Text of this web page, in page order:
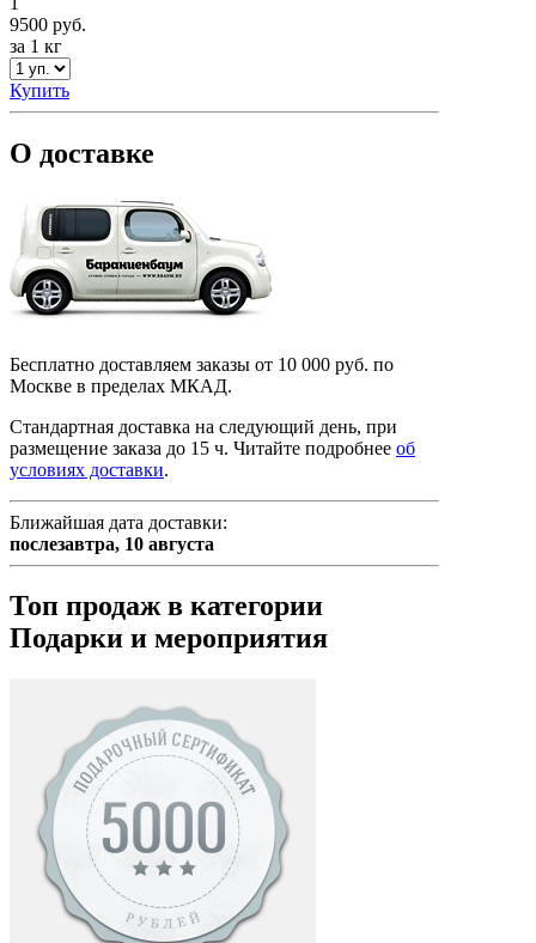
9500 руб.
за 1 кг
Купить
О доставке
Бесплатно доставляем заказы от 10 000 руб. по
Москве в пределах МКАД.
Стандартная доставка на следующий день, при
размещение заказа до 15 ч. Читайте подробнее об
условиях доставки.
Ближайшая дата доставки:
послезавтра, 10 августа
Топ продаж в категории
Подарки и мероприятия